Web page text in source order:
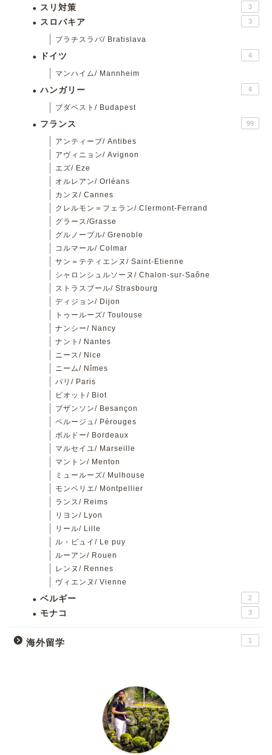
スリ対策 3
スロバキア 3
ブラチスラバ/ Bratislava
ドイツ 4
マンハイム/ Mannheim
ハンガリー 4
ブダペスト/ Budapest
フランス 99
アンティーブ/ Antibes
アヴィニョン/ Avignon
エズ/ Eze
オルレアン/ Orléans
カンヌ/ Cannes
クレルモン＝フェラン/ Clermont-Ferrand
グラース/Grasse
グルノーブル/ Grenoble
コルマール/ Colmar
サン＝テティエンヌ/ Saint-Etienne
シャロンシュルソーヌ/ Chalon-sur-Saône
ストラスブール/ Strasbourg
ディジョン/ Dijon
トゥールーズ/ Toulouse
ナンシー/ Nancy
ナント/ Nantes
ニース/ Nice
ニーム/ Nîmes
パリ/ Paris
ビオット/ Biot
ブザンソン/ Besançon
ペルージュ/ Pérouges
ボルドー/ Bordeaux
マルセイユ/ Marseille
マントン/ Menton
ミュールーズ/ Mulhouse
モンペリエ/ Montpellier
ランス/ Reims
リヨン/ Lyon
リール/ Lille
ル・ピュイ/ Le puy
ルーアン/ Rouen
レンヌ/ Rennes
ヴィエンヌ/ Vienne
ベルギー 2
モナコ 3
海外留学 1